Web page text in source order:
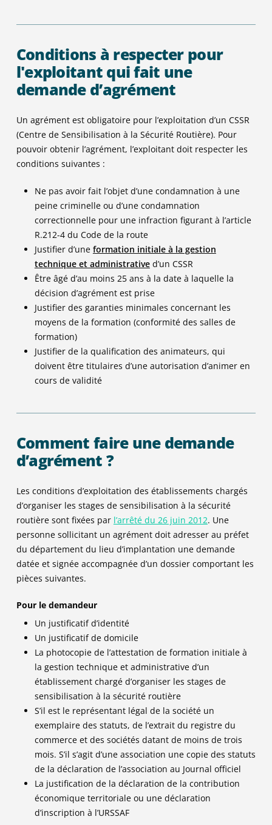
Conditions à respecter pour
l'exploitant qui fait une
demande d’agrément
Un agrément est obligatoire pour l’exploitation d’un CSSR
(Centre de Sensibilisation à la Sécurité Routière). Pour
pouvoir obtenir l’agrément, l’exploitant doit respecter les
conditions suivantes :
Ne pas avoir fait l’objet d’une condamnation à une
peine criminelle ou d’une condamnation
correctionnelle pour une infraction figurant à l’article
R.212-4 du Code de la route
Justifier d’une formation initiale à la gestion
technique et administratived’un CSSR
Être âgé d’au moins 25 ans à la date à laquelle la
décision d’agrément est prise
Justifier des garanties minimales concernant les
moyens de la formation (conformité des salles de
formation)
Justifier de la qualification des animateurs, qui
doivent être titulaires d’une autorisation d’animer en
cours de validité
Comment faire une demande
d’agrément ?
Les conditions d’exploitation des établissements chargés
d’organiser les stages de sensibilisation à la sécurité
routière sont fixées par l’arrêté du 26 juin 2012. Une
personne sollicitant un agrément doit adresser au préfet
du département du lieu d’implantation une demande
datée et signée accompagnée d’un dossier comportant les
pièces suivantes.
Pour le demandeur
Un justificatif d’identité
Un justificatif de domicile
La photocopie de l’attestation de formation initiale à
la gestion technique et administrative d’un
établissement chargé d’organiser les stages de
sensibilisation à la sécurité routière
S’il est le représentant légal de la société un
exemplaire des statuts, de l’extrait du registre du
commerce et des sociétés datant de moins de trois
mois. S’il s’agit d’une association une copie des statuts
de la déclaration de l’association au Journal officiel
La justification de la déclaration de la contribution
économique territoriale ou une déclaration
d’inscription à l’URSSAF